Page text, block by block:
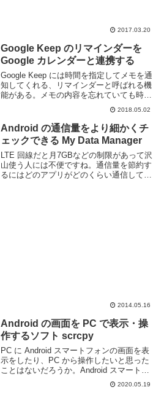
2017.03.20
Google Keep のリマインダーを
Google カレンダーと連携する
Google Keep には時間を指定してメモを通
知してくれる、リマインダーと呼ばれる機
能がある。メモの内容を忘れていても時間
がきたら教えてくれる便利機能だ。このリ
マインダー機能だが、実は Google カレン
ダーと連携する事ができる。早速...
2018.05.02
Android の通信量をより細かくチ
ェックできる My Data Manager
LTE 回線だと月7GBなどの制限があって沢
山使う人には不便ですね。通信量を節約す
るにはどのアプリがどのくらい通信してい
2014.05.16
Android の画面を PC で表示・操
作するソフト scrcpy
PC に Android スマートフォンの画面を表
示をしたり、PC から操作したいと思った
ことはないだろうか。Android スマートフ
ォンの操作説明のためにスクリーンショッ
トを大量に撮る、スマートフォンのゲーム
2020.05.19